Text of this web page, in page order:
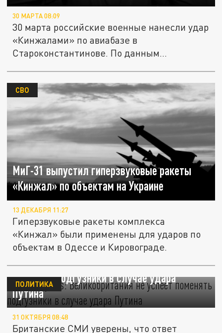
30 МАРТА 08:09
30 марта российские военные нанесли удар
«Кинжалами» по авиабазе в
Староконстантинове. По данным...
МиГ-31 выпустил гиперзвуковые ракеты
«Кинжал» по объектам на Украине
СВО
13 ДЕКАБРЯ 11:27
Гиперзвуковые ракеты комплекса
«Кинжал» были применены для ударов по
объектам в Одессе и Кировограде.
Daily Express: Великобритания не успеет
поменять подгузники в случае удара
Путина
ПОЛИТИКА
31 ОКТЯБРЯ 08:48
Британские СМИ уверены, что ответ